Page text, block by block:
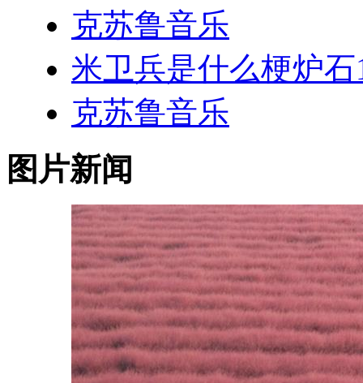
克苏鲁音乐
米卫兵是什么梗炉石
克苏鲁音乐
图片新闻